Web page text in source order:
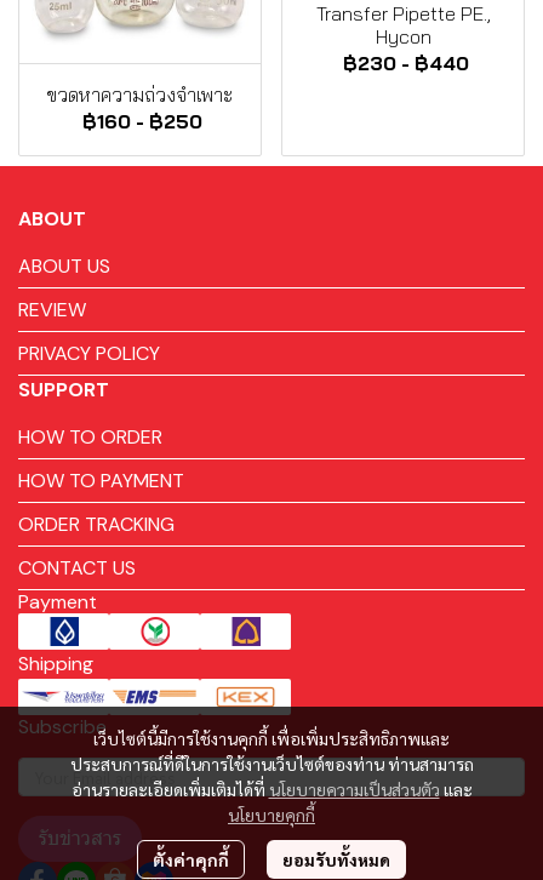
ขวดหาความถ่วงจำเพาะ
฿160 - ฿250
Transfer Pipette PE.,
Hycon
฿230 - ฿440
เว็บไซต์นี้มีการใช้งานคุกกี้ เพื่อเพิ่มประสิทธิภาพและ
ประสบการณ์ที่ดีในการใช้งานเว็บไซต์ของท่าน ท่านสามารถ
อ่านรายละเอียดเพิ่มเติมได้ที่ นโยบายความเป็นส่วนตัว และ
นโยบายคุกกี้
ตั้งค่าคุกกี้ ยอมรับทั้งหมด
ABOUT
ABOUT US
REVIEW
PRIVACY POLICY
SUPPORT
HOW TO ORDER
HOW TO PAYMENT
ORDER TRACKING
CONTACT US
Payment
Shipping
Subscribe
รับข่าวสาร